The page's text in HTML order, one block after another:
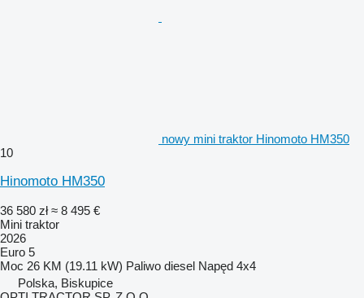
nowy mini traktor Hinomoto HM350
10
Hinomoto HM350
36 580 zł ≈ 8 495 €
Mini traktor
2026
Euro 5
Moc 26 KM (19.11 kW) Paliwo diesel Napęd 4x4
Polska, Biskupice